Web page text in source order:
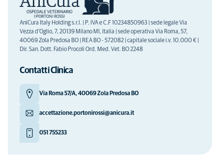
AniCura Italy Holding s.r.l. | P. IVA e C.F 10234850963 | sede legale Via
Vezza d'Oglio, 7, 20139 Milano MI, Italia | sede operativa Via Roma, 57,
40069 Zola Predosa BO | REA BO - 572082 | capitale sociale i.v. 10.000 € |
Dir. San. Dott. Fabio Procoli Ord. Med. Vet. BO 2248
Contatti Clinica
Via Roma 57/A, 40069 Zola Predosa BO
accettazione.portonirossi@anicura.it
051 755233